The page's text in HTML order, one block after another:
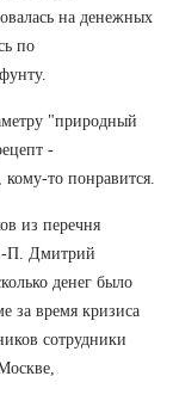
на денежных
по
"природный
-
то понравится.
из перечня
П. Дмитрий
денег было
за время кризиса
сотрудники